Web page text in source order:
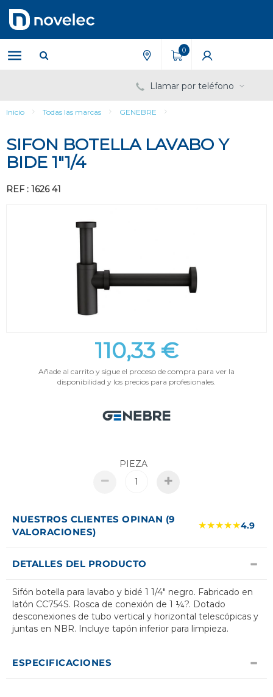
contenido
menú
de
navegación
0
Llamar por teléfono
Inicio Todas las marcas GENEBRE
SIFON BOTELLA LAVABO Y
BIDE 1"1/4
REF : 1626 41
110,33 €
Añade al carrito y sigue el proceso de compra para ver la
disponibilidad y los precios para profesionales.
PIEZA
NUESTROS CLIENTES OPINAN (9
VALORACIONES)
★★★★★4.9
DETALLES DEL PRODUCTO
Sifón botella para lavabo y bidé 1 1/4" negro. Fabricado en
latón CC754S. Rosca de conexión de 1 ¼?. Dotado
desconexiones de tubo vertical y horizontal telescópicas y
juntas en NBR. Incluye tapón inferior para limpieza.
ESPECIFICACIONES